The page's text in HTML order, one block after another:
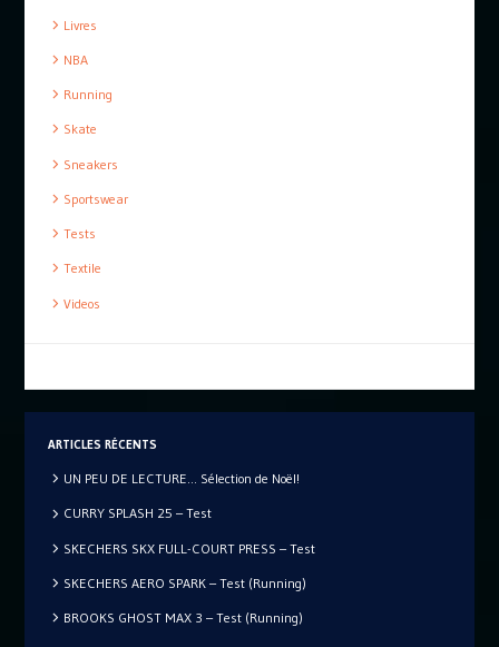
Livres
NBA
Running
Skate
Sneakers
Sportswear
Tests
Textile
Videos
ARTICLES RÉCENTS
UN PEU DE LECTURE… Sélection de Noël!
CURRY SPLASH 25 – Test
SKECHERS SKX FULL-COURT PRESS – Test
SKECHERS AERO SPARK – Test (Running)
BROOKS GHOST MAX 3 – Test (Running)